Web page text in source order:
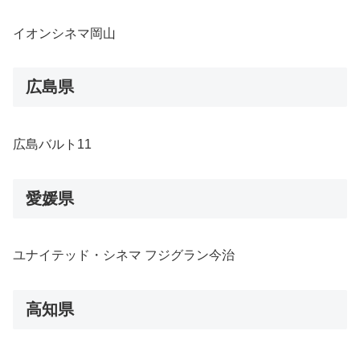
イオンシネマ岡山
広島県
広島バルト11
愛媛県
ユナイテッド・シネマ フジグラン今治
高知県